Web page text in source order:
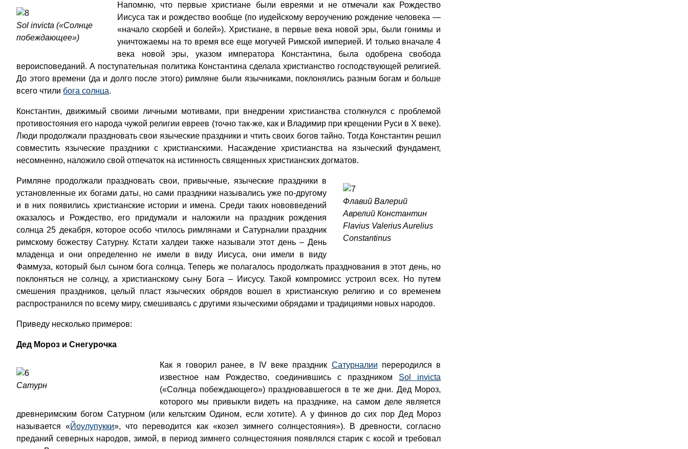
Sol invicta («Солнце
побеждающее»)
Напомню, что первые христиане были евреями и не отмечали как Рождество
Иисуса так и рождество вообще (по иудейскому вероучению рождение человека —
«начало скорбей и болей»). Христиане, в первые века новой эры, были гонимы и
уничтожаемы на то время все еще могучей Римской империей. И только вначале 4
века новой эры, указом императора Константина, была одобрена свобода
вероисповеданий. А поступательная политика Константина сделала христианство господствующей религией.
До этого времени (да и долго после этого) римляне были язычниками, поклонялись разным богам и больше
всего чтили бога солнца.
Константин, движимый своими личными мотивами, при внедрении христианства столкнулся с проблемой
противостояния его народа чужой религии евреев (точно так-же, как и Владимир при крещении Руси в Х веке).
Люди продолжали праздновать свои языческие праздники и чтить своих богов тайно. Тогда Константин решил
совместить языческие праздники с христианскими. Насаждение христианства на языческий фундамент,
несомненно, наложило свой отпечаток на истинность священных христианских догматов.
Флавий Валерий
Аврелий Константин
Flavius Valerius Aurelius
Constantinus
Римляне продолжали праздновать свои, привычные, языческие праздники в
установленные их богами даты, но сами праздники назывались уже по-другому
и в них появились христианские истории и имена. Среди таких нововведений
оказалось и Рождество, его придумали и наложили на праздник рождения
солнца 25 декабря, которое особо чтилось римлянами и Сатурналии праздник
римскому божеству Сатурну. Кстати халдеи также называли этот день – День
младенца и они определенно не имели в виду Иисуса, они имели в виду
Фаммуза, который был сыном бога солнца. Теперь же полагалось продолжать празднования в этот день, но
поклоняться не солнцу, а христианскому сыну Бога – Иисусу. Такой компромисс устроил всех. Но путем
смешения праздников, целый пласт языческих обрядов вошел в христианскую религию и со временем
распространился по всему миру, смешиваясь с другими языческими обрядами и традициями новых народов.
Приведу несколько примеров:
Дед Мороз и Снегурочка
Сатурн
Как я говорил ранее, в IV веке праздник Сатурналии переродился в
известное нам Рождество, соединившись с праздником Sol invicta
(«Солнца побеждающего») праздновавшегося в те же дни. Дед Мороз,
которого мы привыкли видеть на празднике, на самом деле является
древнеримским богом Сатурном (или кельтским Одином, если хотите). А у финнов до сих пор Дед Мороз
называется «Йоулупукки», что переводится как «козел зимнего солнцестояния»). В древности, согласно
преданий северных народов, зимой, в период зимнего солнцестояния появлялся старик с косой и требовал